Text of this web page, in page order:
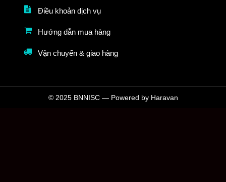
Điều khoản dịch vụ
Hướng dẫn mua hàng
Vận chuyển & giao hàng
© 2025 BNNISC — Powered by Haravan